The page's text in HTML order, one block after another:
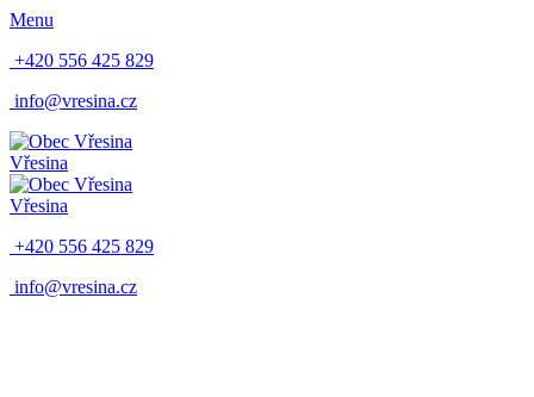
Menu
+420 556 425 829
info@vresina.cz
Vřesina
Vřesina
+420 556 425 829
info@vresina.cz